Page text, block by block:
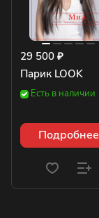
29 500 ₽
Парик LOOK
Есть в наличии
Подробнее